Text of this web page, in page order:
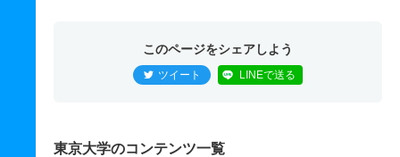
このページをシェアしよう
ツイート LINEで送る
東京大学のコンテンツ一覧